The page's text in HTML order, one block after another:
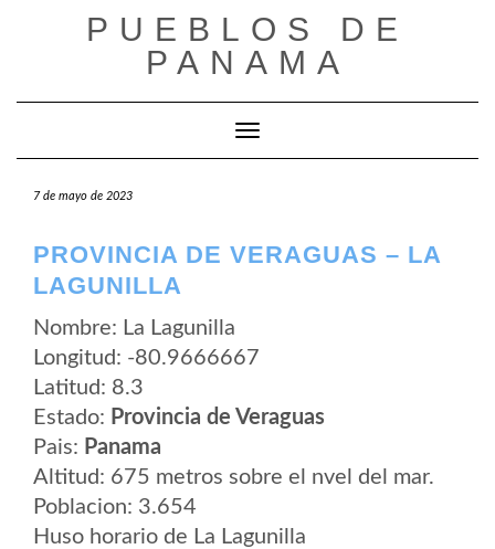
PUEBLOS DE
PANAMA
Cambiar modo de navegación
7 de mayo de 2023
PROVINCIA DE VERAGUAS – LA
LAGUNILLA
Nombre: La Lagunilla
Longitud: -80.9666667
Latitud: 8.3
Estado: Provincia de Veraguas
Pais: Panama
Altitud: 675 metros sobre el nvel del mar.
Poblacion: 3.654
Huso horario de La Lagunilla